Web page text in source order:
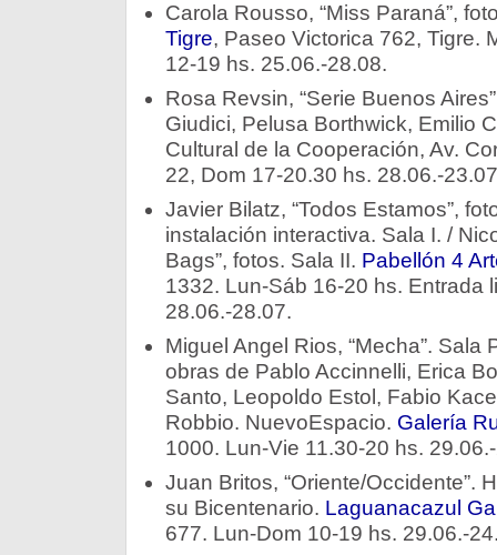
Carola Rousso, “Miss Paraná”,
Tigre, Paseo Victorica 762, Tigre.
12-19 hs. 25.06.-28.08.
Rosa Revsin, “Serie Buenos
Giudici, Pelusa Borthwick, Emilio
Cultural de la Cooperación, Av.
22, Dom 17-20.30 hs. 28.06.-
Javier Bilatz, “Todos Estamos”,
instalación interactiva. Sala I. /
Bags”, fotos. Sala II. Pabellón 4
1332. Lun-Sáb 16-20 hs. Entrada
28.06.-28.07.
Miguel Angel Rios, “Mecha”. Sala
obras de Pablo Accinnelli, Erica
Santo, Leopoldo Estol, Fabio
Robbio. NuevoEspacio. Galería
1000. Lun-Vie 11.30-20 hs.
Juan Britos, “Oriente/Occidente”.
su Bicentenario. Laguanacazul
677. Lun-Dom 10-19 hs. 29.06.-